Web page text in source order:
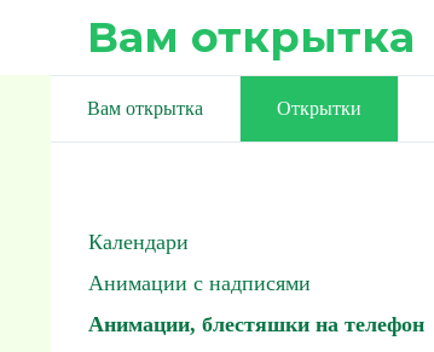
Вам открытка
Вам открытка Открытки
Календари
Анимации с надписями
Анимации, блестяшки на телефон